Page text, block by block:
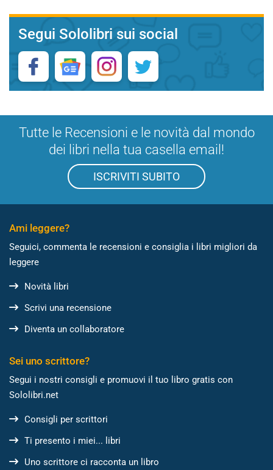
Segui Sololibri sui social
Tutte le Recensioni e le novità dal mondo
dei libri nella tua casella email!
ISCRIVITI SUBITO
Ami leggere?
Seguici, commenta le recensioni e consiglia i libri migliori da
leggere
Novità libri
Scrivi una recensione
Diventa un collaboratore
Sei uno scrittore?
Segui i nostri consigli e promuovi il tuo libro gratis con
Sololibri.net
Consigli per scrittori
Ti presento i miei... libri
Uno scrittore ci racconta un libro